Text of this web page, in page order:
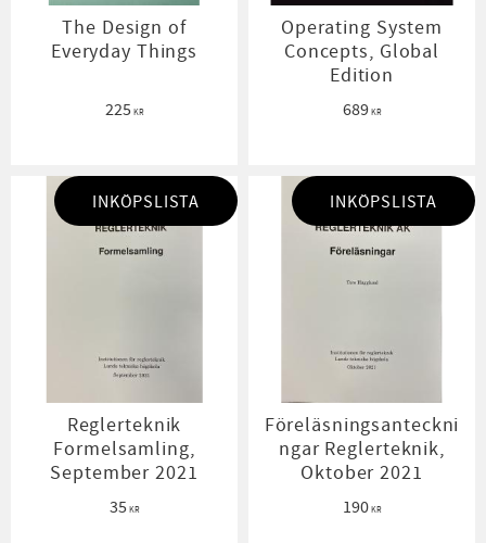
The Design of
Everyday Things
225 KR
Operating System
Concepts, Global
Edition
689KR
Reglerteknik
Formelsamling,
September 2021
35 KR
INKÖPSLISTA
Föreläsningsanteckni
ngar Reglerteknik,
Oktober 2021
190KR
INKÖPSLISTA